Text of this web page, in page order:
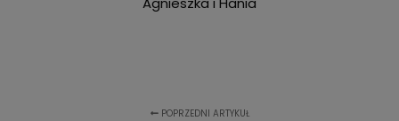
POPRZEDNI ARTYKUŁ